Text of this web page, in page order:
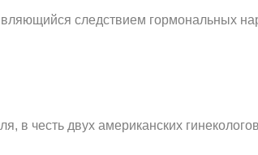
следствием гормональных
в честь двух американских